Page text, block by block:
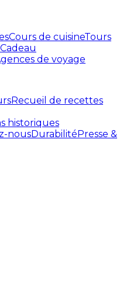
Cours de cuisineTours
de voyage
Recueil de recettes
historiques
nousDurabilitéPresse &